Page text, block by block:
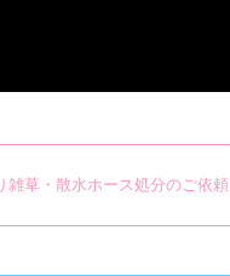
雑草・散水ホース処分のご依頼